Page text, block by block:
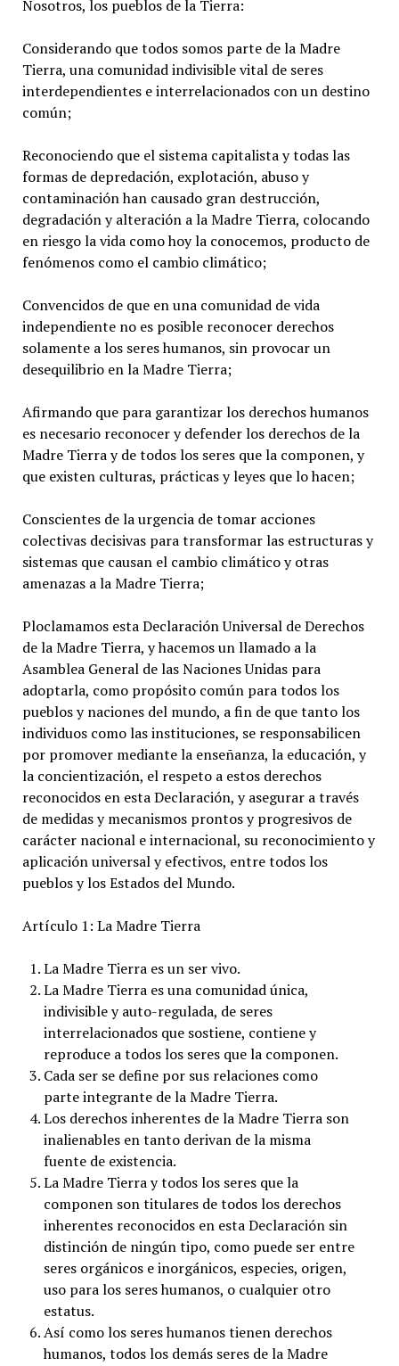
Nosotros, los pueblos de la Tierra:
Considerando que todos somos parte de la Madre
Tierra, una comunidad indivisible vital de seres
interdependientes e interrelacionados con un destino
común;
Reconociendo que el sistema capitalista y todas las
formas de depredación, explotación, abuso y
contaminación han causado gran destrucción,
degradación y alteración a la Madre Tierra, colocando
en riesgo la vida como hoy la conocemos, producto de
fenómenos como el cambio climático;
Convencidos de que en una comunidad de vida
independiente no es posible reconocer derechos
solamente a los seres humanos, sin provocar un
desequilibrio en la Madre Tierra;
Afirmando que para garantizar los derechos humanos
es necesario reconocer y defender los derechos de la
Madre Tierra y de todos los seres que la componen, y
que existen culturas, prácticas y leyes que lo hacen;
Conscientes de la urgencia de tomar acciones
colectivas decisivas para transformar las estructuras y
sistemas que causan el cambio climático y otras
amenazas a la Madre Tierra;
Ploclamamos esta Declaración Universal de Derechos
de la Madre Tierra, y hacemos un llamado a la
Asamblea General de las Naciones Unidas para
adoptarla, como propósito común para todos los
pueblos y naciones del mundo, a fin de que tanto los
individuos como las instituciones, se responsabilicen
por promover mediante la enseñanza, la educación, y
la concientización, el respeto a estos derechos
reconocidos en esta Declaración, y asegurar a través
de medidas y mecanismos prontos y progresivos de
carácter nacional e internacional, su reconocimiento y
aplicación universal y efectivos, entre todos los
pueblos y los Estados del Mundo.
Artículo 1: La Madre Tierra
La Madre Tierra es un ser vivo.
La Madre Tierra es una comunidad única,
indivisible y auto-regulada, de seres
interrelacionados que sostiene, contiene y
reproduce a todos los seres que la componen.
Cada ser se define por sus relaciones como
parte integrante de la Madre Tierra.
Los derechos inherentes de la Madre Tierra son
inalienables en tanto derivan de la misma
fuente de existencia.
La Madre Tierra y todos los seres que la
componen son titulares de todos los derechos
inherentes reconocidos en esta Declaración sin
distinción de ningún tipo, como puede ser entre
seres orgánicos e inorgánicos, especies, origen,
uso para los seres humanos, o cualquier otro
estatus.
Así como los seres humanos tienen derechos
humanos, todos los demás seres de la Madre